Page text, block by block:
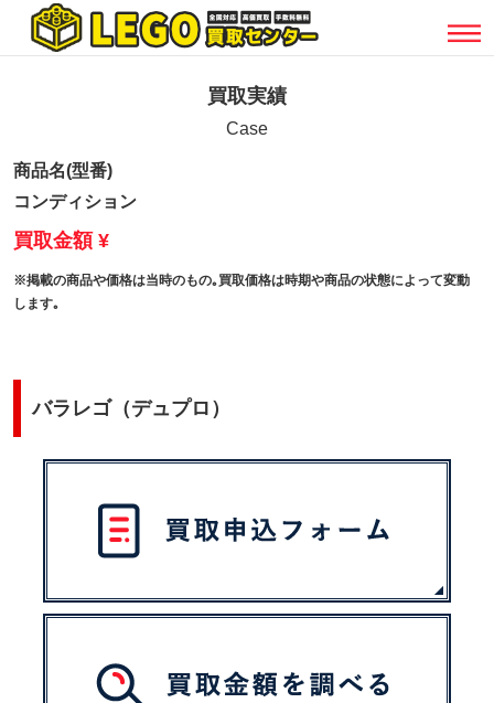
買取実績
Case
商品名(型番)
コンディション
買取金額 ¥
※掲載の商品や価格は当時のもの｡買取価格は時期や商品の状態によって変動
します｡
バラレゴ（デュプロ）